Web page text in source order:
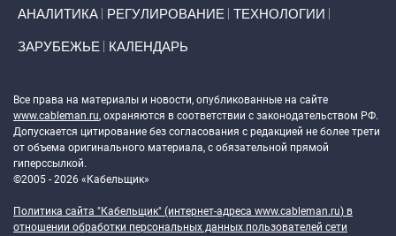
АНАЛИТИКА РЕГУЛИРОВАНИЕ ТЕХНОЛОГИИ
ЗАРУБЕЖЬЕ КАЛЕНДАРЬ
Все права на материалы и новости, опубликованные на сайте
www.cableman.ru, охраняются в соответствии с законодательством РФ.
Допускается цитирование без согласования с редакцией не более трети
от объема оригинального материала, с обязательной прямой
гиперссылкой.
©2005 - 2026 «Кабельщик»
Политика сайта "Кабельщик" (интернет-адреса www.cableman.ru) в
отношении обработки персональных данных пользователей сети